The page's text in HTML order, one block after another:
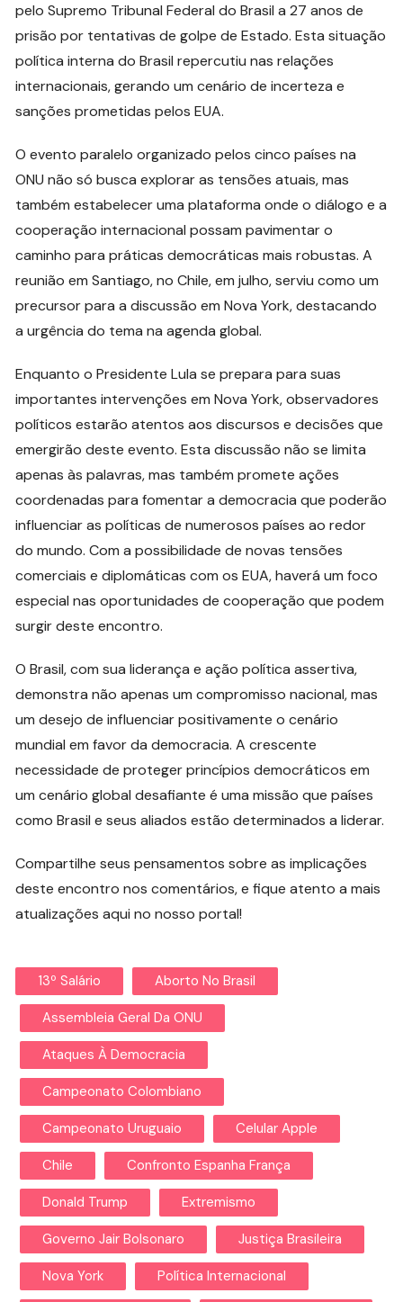
pelo Supremo Tribunal Federal do Brasil a 27 anos de
prisão por tentativas de golpe de Estado. Esta situação
política interna do Brasil repercutiu nas relações
internacionais, gerando um cenário de incerteza e
sanções prometidas pelos EUA.
O evento paralelo organizado pelos cinco países na
ONU não só busca explorar as tensões atuais, mas
também estabelecer uma plataforma onde o diálogo e a
cooperação internacional possam pavimentar o
caminho para práticas democráticas mais robustas. A
reunião em Santiago, no Chile, em julho, serviu como um
precursor para a discussão em Nova York, destacando
a urgência do tema na agenda global.
Enquanto o Presidente Lula se prepara para suas
importantes intervenções em Nova York, observadores
políticos estarão atentos aos discursos e decisões que
emergirão deste evento. Esta discussão não se limita
apenas às palavras, mas também promete ações
coordenadas para fomentar a democracia que poderão
influenciar as políticas de numerosos países ao redor
do mundo. Com a possibilidade de novas tensões
comerciais e diplomáticas com os EUA, haverá um foco
especial nas oportunidades de cooperação que podem
surgir deste encontro.
O Brasil, com sua liderança e ação política assertiva,
demonstra não apenas um compromisso nacional, mas
um desejo de influenciar positivamente o cenário
mundial em favor da democracia. A crescente
necessidade de proteger princípios democráticos em
um cenário global desafiante é uma missão que países
como Brasil e seus aliados estão determinados a liderar.
Compartilhe seus pensamentos sobre as implicações
deste encontro nos comentários, e fique atento a mais
atualizações aqui no nosso portal!
13º Salário Aborto No Brasil
Assembleia Geral Da ONU
Ataques À Democracia
Campeonato Colombiano
Campeonato Uruguaio Celular Apple
Chile Confronto Espanha França
Donald Trump Extremismo
Governo Jair Bolsonaro Justiça Brasileira
Nova York Política Internacional